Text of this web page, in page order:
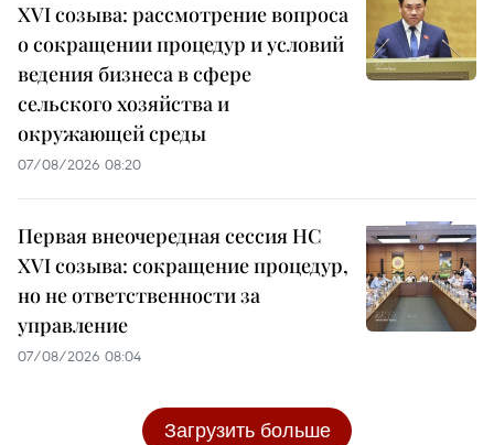
XVI созыва: рассмотрение вопроса
о сокращении процедур и условий
ведения бизнеса в сфере
сельского хозяйства и
окружающей среды
07/08/2026 08:20
Первая внеочередная сессия НС
XVI созыва: сокращение процедур,
но не ответственности за
управление
07/08/2026 08:04
Загрузить больше